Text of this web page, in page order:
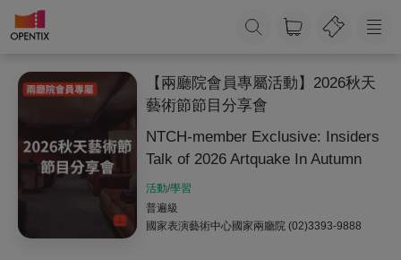
【兩廳院會員專屬活動】2026秋天
藝術節節目分享會
NTCH-member Exclusive: Insiders
Talk of 2026 Artquake In Autumn
活動/學習
普遍級
國家表演藝術中心國家兩廳院 (02)3393-9888